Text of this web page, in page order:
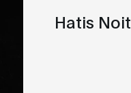
Hatis Noit